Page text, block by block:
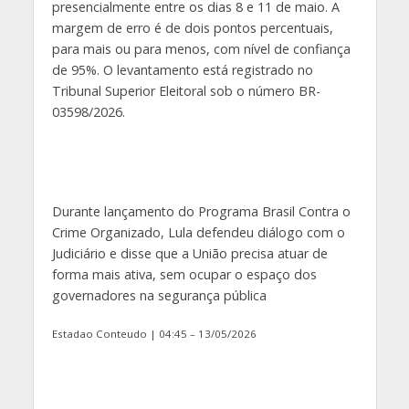
presencialmente entre os dias 8 e 11 de maio. A
margem de erro é de dois pontos percentuais,
para mais ou para menos, com nível de confiança
de 95%. O levantamento está registrado no
Tribunal Superior Eleitoral sob o número BR-
03598/2026.
Durante lançamento do Programa Brasil Contra o
Crime Organizado, Lula defendeu diálogo com o
Judiciário e disse que a União precisa atuar de
forma mais ativa, sem ocupar o espaço dos
governadores na segurança pública
Estadao Conteudo | 04:45 – 13/05/2026